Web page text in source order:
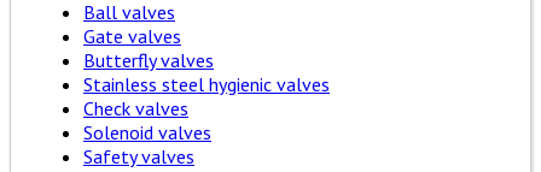
Ball valves
Gate valves
Butterfly valves
Stainless steel hygienic valves
Check valves
Solenoid valves
Safety valves